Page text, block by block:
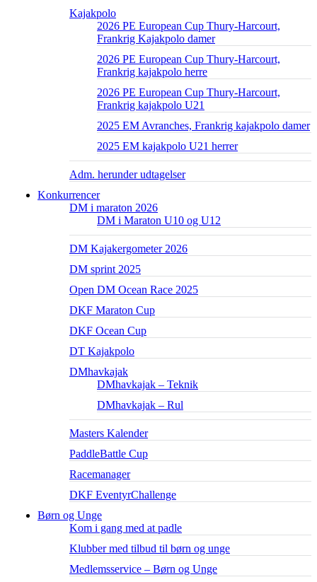
Kajakpolo
2026 PE European Cup Thury-Harcourt,
Frankrig Kajakpolo damer
2026 PE European Cup Thury-Harcourt,
Frankrig kajakpolo herre
2026 PE European Cup Thury-Harcourt,
Frankrig kajakpolo U21
2025 EM Avranches, Frankrig kajakpolo damer
2025 EM kajakpolo U21 herrer
Adm. herunder udtagelser
Konkurrencer
DM i maraton 2026
DM i Maraton U10 og U12
DM Kajakergometer 2026
DM sprint 2025
Open DM Ocean Race 2025
DKF Maraton Cup
DKF Ocean Cup
DT Kajakpolo
DMhavkajak
DMhavkajak – Teknik
DMhavkajak – Rul
Masters Kalender
PaddleBattle Cup
Racemanager
DKF EventyrChallenge
Børn og Unge
Kom i gang med at padle
Klubber med tilbud til børn og unge
Medlemsservice – Børn og Unge